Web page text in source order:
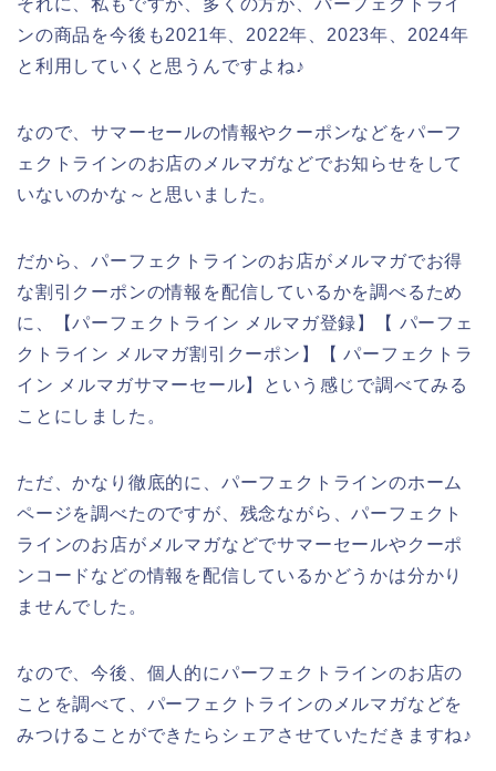
ンの商品を今後も2021年、2022年、2023年、2024年
と利用していくと思うんですよね♪
なので、サマーセールの情報やクーポンなどをパーフ
ェクトラインのお店のメルマガなどでお知らせをして
いないのかな～と思いました。
だから、パーフェクトラインのお店がメルマガでお得
な割引クーポンの情報を配信しているかを調べるため
に、【パーフェクトライン メルマガ登録】【 パーフェ
クトライン メルマガ割引クーポン】【 パーフェクトラ
イン メルマガサマーセール】という感じで調べてみる
ことにしました。
ただ、かなり徹底的に、パーフェクトラインのホーム
ページを調べたのですが、残念ながら、パーフェクト
ラインのお店がメルマガなどでサマーセールやクーポ
ンコードなどの情報を配信しているかどうかは分かり
ませんでした。
なので、今後、個人的にパーフェクトラインのお店の
ことを調べて、パーフェクトラインのメルマガなどを
みつけることができたらシェアさせていただきますね♪